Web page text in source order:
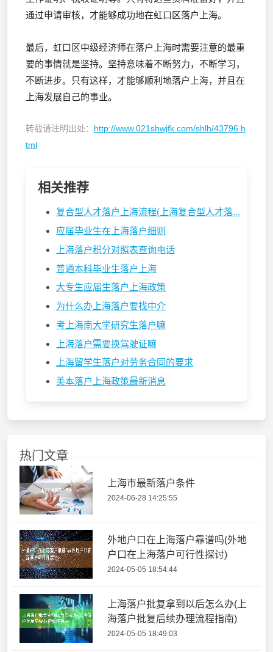
通过申请审核，才能够成功地在虹口区落户上海。
最后，虹口区中级经济师在落户上海时需要注意的最重
要的事情就是坚持。坚持意味着不断努力，不断学习，
不断进步。只有这样，才能够顺利地落户上海，并且在
上海发展自己的事业。
转载请注明出处： http://www.021shwjfk.com/shlh/43796.h
tml
相关推荐
复合型人才落户上海流程(上海复合型人才落...
应届毕业生在上海落户细则
上海落户积分对照表查询电话
普通本科毕业生落户上海
大专生应届生落户上海政策
为什么办上海落户要找中介
考上海南大学研究生落户嘛
上海落户需要换驾驶证嘛
上海留学生落户对劳务合同的要求
美本落户上海政策最新消息
热门文章
上海市最新落户条件
2024-06-28 14:25:55
外地户口在上海落户靠谱吗(外地
户口在上海落户可行性探讨)
2024-05-05 18:54:44
上海落户批复拿到以后怎么办(上
海落户批复后续办理流程指南)
2024-05-05 18:49:03